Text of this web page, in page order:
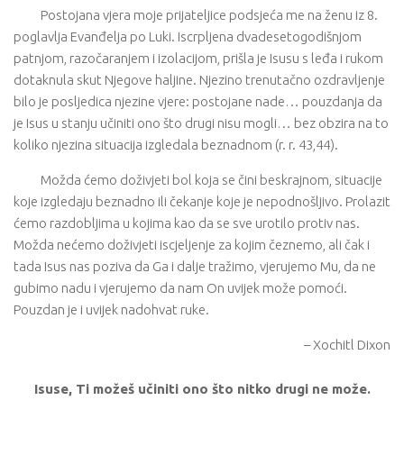
Postojana vjera moje prijateljice podsjeća me na ženu iz 8.
poglavlja Evanđelja po Luki. Iscrpljena dvadesetogodišnjom
patnjom, razočaranjem i izolacijom, prišla je Isusu s leđa i rukom
dotaknula skut Njegove haljine. Njezino trenutačno ozdravljenje
bilo je posljedica njezine vjere: postojane nade… pouzdanja da
je Isus u stanju učiniti ono što drugi nisu mogli… bez obzira na to
koliko njezina situacija izgledala beznadnom (r. r. 43,44).
Možda ćemo doživjeti bol koja se čini beskrajnom, situacije
koje izgledaju beznadno ili čekanje koje je nepodnošljivo. Prolazit
ćemo razdobljima u kojima kao da se sve urotilo protiv nas.
Možda nećemo doživjeti iscjeljenje za kojim čeznemo, ali čak i
tada Isus nas poziva da Ga i dalje tražimo, vjerujemo Mu, da ne
gubimo nadu i vjerujemo da nam On uvijek može pomoći.
Pouzdan je i uvijek nadohvat ruke.
– Xochitl Dixon
Isuse, Ti možeš učiniti ono što nitko drugi ne može.